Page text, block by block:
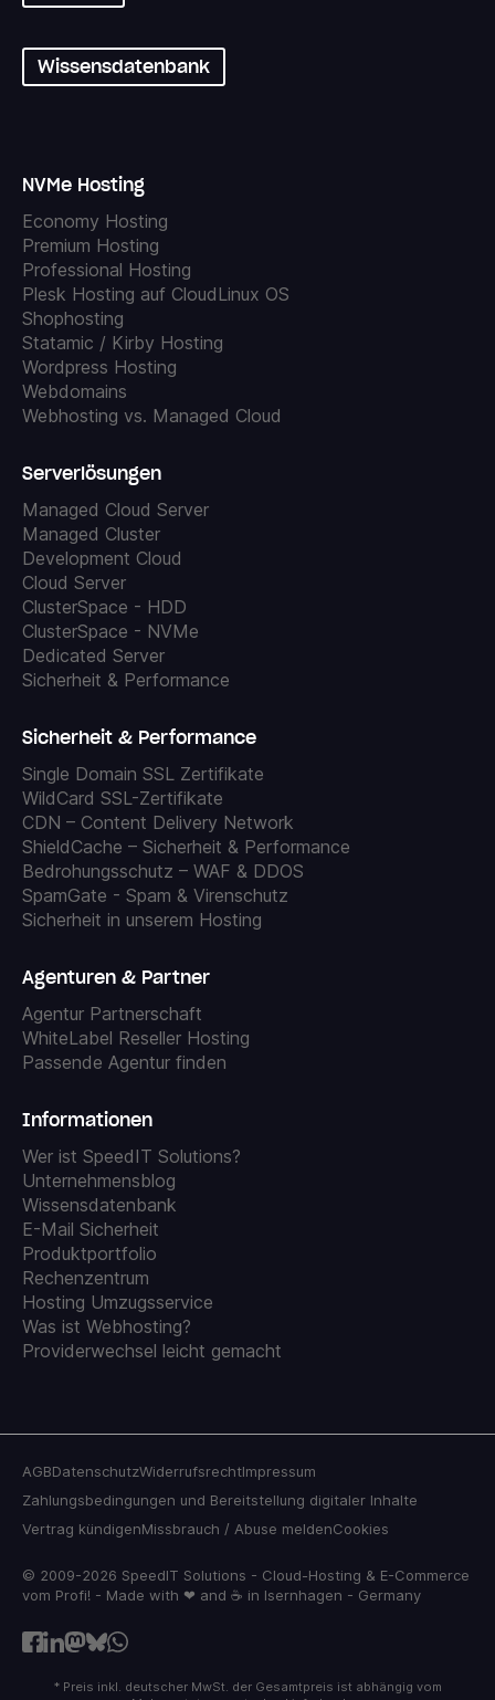
Wissensdatenbank
NVMe Hosting
Economy Hosting
Premium Hosting
Professional Hosting
Plesk Hosting auf CloudLinux OS
Shophosting
Statamic / Kirby Hosting
Wordpress Hosting
Webdomains
Webhosting vs. Managed Cloud
Serverlösungen
Managed Cloud Server
Managed Cluster
Development Cloud
Cloud Server
ClusterSpace - HDD
ClusterSpace - NVMe
Dedicated Server
Sicherheit & Performance
Sicherheit & Performance
Single Domain SSL Zertifikate
WildCard SSL-Zertifikate
CDN – Content Delivery Network
ShieldCache – Sicherheit & Performance
Bedrohungsschutz – WAF & DDOS
SpamGate - Spam & Virenschutz
Sicherheit in unserem Hosting
Agenturen & Partner
Agentur Partnerschaft
WhiteLabel Reseller Hosting
Passende Agentur finden
Informationen
Wer ist SpeedIT Solutions?
Unternehmensblog
Wissensdatenbank
E-Mail Sicherheit
Produktportfolio
Rechenzentrum
Hosting Umzugsservice
Was ist Webhosting?
Providerwechsel leicht gemacht
AGBDatenschutzWiderrufsrechtImpressum
Zahlungsbedingungen und Bereitstellung digitaler Inhalte
Vertrag kündigenMissbrauch / Abuse meldenCookies
© 2009-2026 SpeedIT Solutions - Cloud-Hosting & E-Commerce
vom Profi! - Made with ❤ and ☕ in Isernhagen - Germany
* Preis inkl. deutscher MwSt. der Gesamtpreis ist abhängig vom